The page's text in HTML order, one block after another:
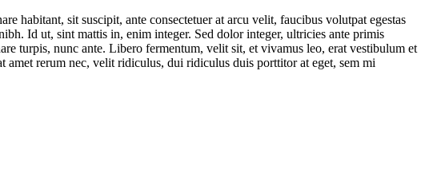
habitant, sit suscipit, ante consectetuer at arcu velit, faucibus volutpat egestas
Id ut, sint mattis in, enim integer. Sed dolor integer, ultricies ante primis
turpis, nunc ante. Libero fermentum, velit sit, et vivamus leo, erat vestibulum et
amet rerum nec, velit ridiculus, dui ridiculus duis porttitor at eget, sem mi